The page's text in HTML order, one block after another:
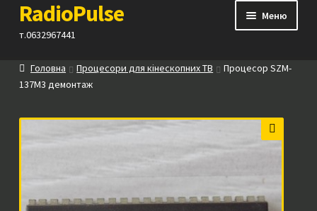
Перейти
до
Перейти
до
RadioPulse
т.0632967441
Меню
Каталог
Головна Процесори для кінескопних ТВ
Процесор SZM-
137M3 демонтаж